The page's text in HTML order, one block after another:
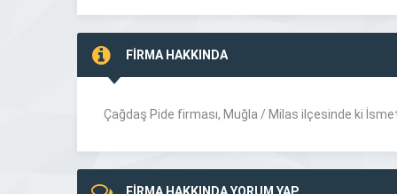
FİRMA HAKKINDA
Çağdaş Pide firması, Muğla / Milas ilçesinde ki